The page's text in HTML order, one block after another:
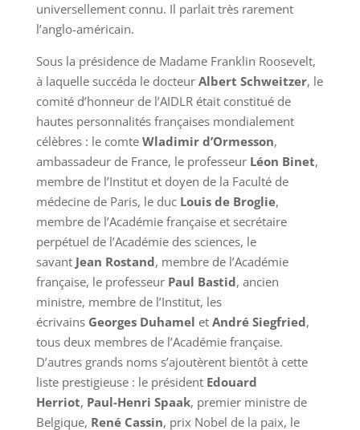
universellement connu. Il parlait très rarement
l’anglo-américain.
Sous la présidence de Madame Franklin Roosevelt,
à laquelle succéda le docteur Albert Schweitzer, le
comité d’honneur de l’AIDLR était constitué de
hautes personnalités françaises mondialement
célèbres : le comte Wladimir d’Ormesson,
ambassadeur de France, le professeur Léon Binet,
membre de l’Institut et doyen de la Faculté de
médecine de Paris, le duc Louis de Broglie,
membre de l’Académie française et secrétaire
perpétuel de l’Académie des sciences, le
savant Jean Rostand, membre de l’Académie
française, le professeur Paul Bastid, ancien
ministre, membre de l’Institut, les
écrivains Georges Duhamel et André Siegfried,
tous deux membres de l’Académie française.
D’autres grands noms s’ajoutèrent bientôt à cette
liste prestigieuse : le président Edouard
Herriot, Paul-Henri Spaak, premier ministre de
Belgique, René Cassin, prix Nobel de la paix, le